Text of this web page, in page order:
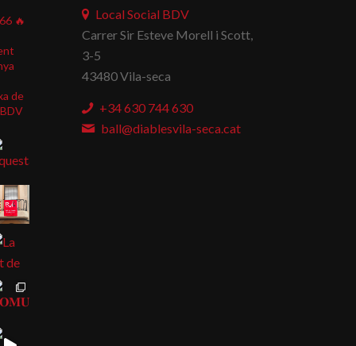
🔥
de
Local Social BDV
Carrer Sir Esteve Morell i Scott,
3-5
43480 Vila-seca
+34 630 744 630
ball@diablesvila-seca.cat